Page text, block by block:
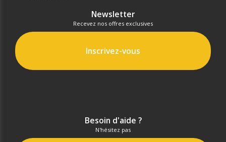
Newsletter
Recevez nos offres exclusives
Inscrivez-vous
Besoin d'aide ?
N'hésitez pas